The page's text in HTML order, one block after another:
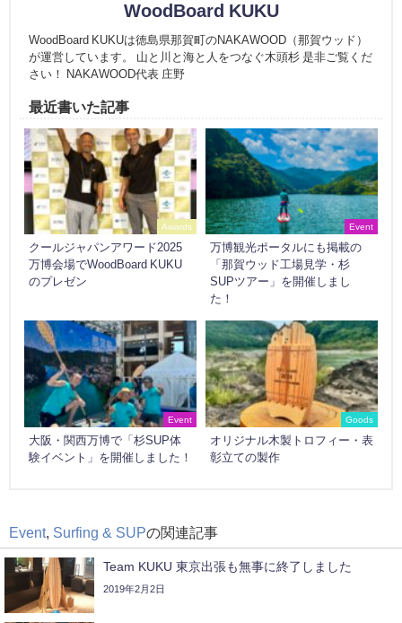
WoodBoard KUKU
WoodBoard KUKUは徳島県那賀町のNAKAWOOD（那賀ウッド）
が運営しています。 山と川と海と人をつなぐ木頭杉 是非ご覧くだ
さい！ NAKAWOOD代表 庄野
最近書いた記事
Awards
クールジャパンアワード2025
万博会場でWoodBoard KUKU
のプレゼン
Event
万博観光ポータルにも掲載の
「那賀ウッド工場見学・杉
SUPツアー」を開催しまし
た！
Event
大阪・関西万博で「杉SUP体
験イベント」を開催しました！
Goods
オリジナル木製トロフィー・表
彰立ての製作
Event, Surfing & SUPの関連記事
Team KUKU 東京出張も無事に終了しました
2019年2月2日